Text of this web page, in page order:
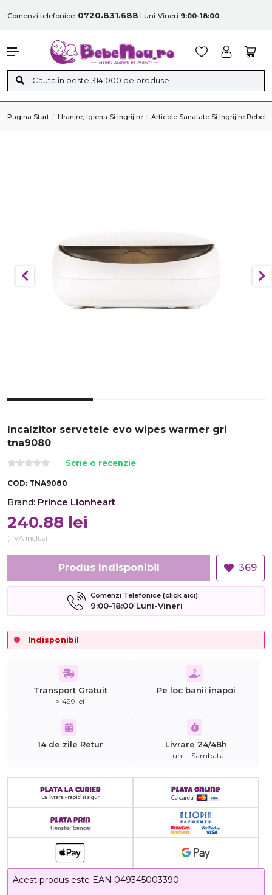
Comenzi telefonice: 0720.831.688 Luni-Vineri 9:00-18:00
Pagina Start Hranire, Igiena Si Ingrijire Articole Sanatate Si Ingrijire
Incalzitor servetele evo wipes warmer gri
tna9080
Scrie o recenzie
COD: TNA9080
Brand: Prince Lionheart
240.88 lei
(TVA inclus)
Produs Indisponibil 369
Comenzi Telefonice (click aici):
9:00-18:00 Luni-Vineri
Indisponibil
Transport Gratuit
> 499 lei
Pe loc banii inapoi
14 de zile Retur Livrare 24/48h
Luni – Sambata
Acest produs este EAN 049345003390